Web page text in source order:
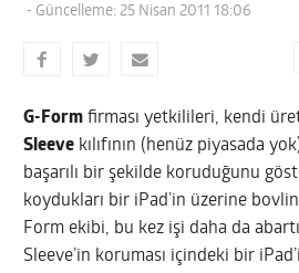
- Güncelleme: 25 Nisan 2011 18:06
G-Form firması yetkilileri, kendi
Sleeve kılıfının (henüz piyasada
başarılı bir şekilde koruduğunu
koydukları bir iPad’in üzerine
Form ekibi, bu kez işi daha da
Sleeve’in koruması içindeki bir